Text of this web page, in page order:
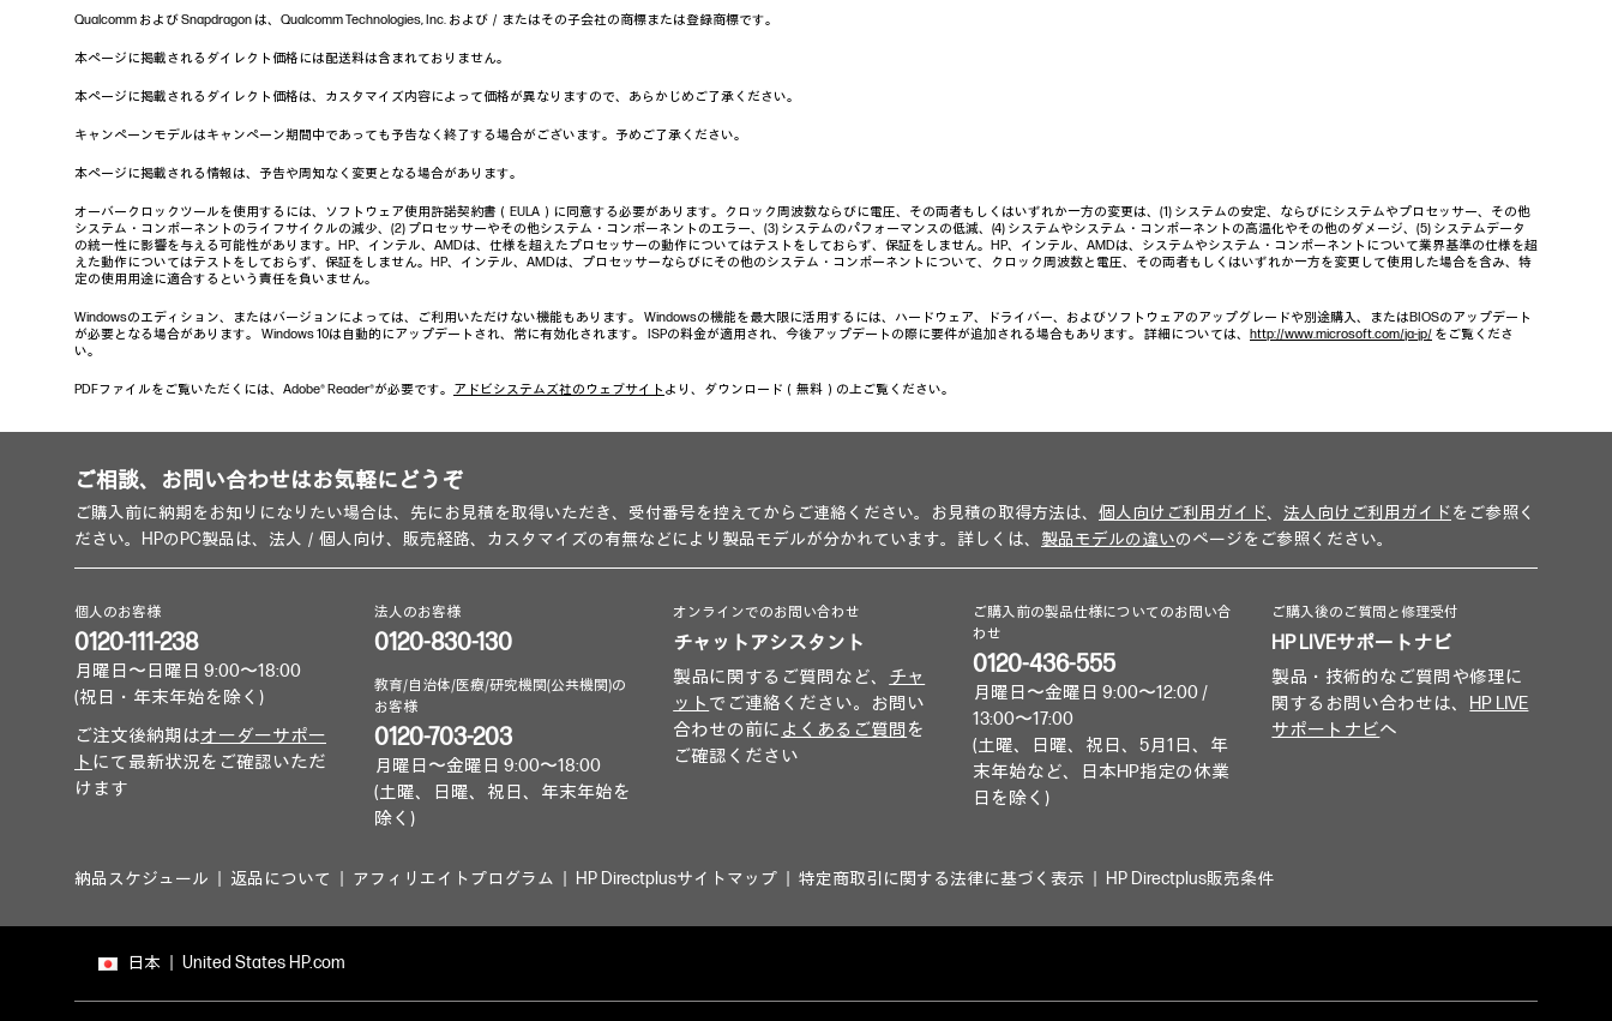
Qualcomm および Snapdragon は、Qualcomm Technologies, Inc. および／またはその子会社の商標または登録商標です。
本ページに掲載されるダイレクト価格には配送料は含まれておりません。
本ページに掲載されるダイレクト価格は、カスタマイズ内容によって価格が異なりますので、あらかじめご了承ください。
キャンペーンモデルはキャンペーン期間中であっても予告なく終了する場合がございます。予めご了承ください。
本ページに掲載される情報は、予告や周知なく変更となる場合があります。
オーバークロックツールを使用するには、ソフトウェア使用許諾契約書（EULA）に同意する必要があります。クロック周波数ならびに電圧、その両者もしくはいずれか一方の変更は、(1) システムの安定、ならびにシステムやプロセッサー、その他
システム・コンポーネントのライフサイクルの減少、(2) プロセッサーやその他システム・コンポーネントのエラー、(3) システムのパフォーマンスの低減、(4) システムやシステム・コンポーネントの高温化やその他のダメージ、(5) システムデータ
の統一性に影響を与える可能性があります。HP、インテル、AMDは、仕様を超えたプロセッサーの動作についてはテストをしておらず、保証をしません。HP、インテル、AMDは、システムやシステム・コンポーネントについて業界基準の仕様を超
えた動作についてはテストをしておらず、保証をしません。HP、インテル、AMDは、プロセッサーならびにその他のシステム・コンポーネントについて、クロック周波数と電圧、その両者もしくはいずれか一方を変更して使用した場合を含み、特
定の使用用途に適合するという責任を負いません。
Windowsのエディション、またはバージョンによっては、ご利用いただけない機能もあります。 Windowsの機能を最大限に活用するには、ハードウェア、ドライバー、およびソフトウェアのアップグレードや別途購入、またはBIOSのアップデート
が必要となる場合があります。 Windows 10は自動的にアップデートされ、常に有効化されます。 ISPの料金が適用され、今後アップデートの際に要件が追加される場合もあります。 詳細については、 http://www.microsoft.com/ja-jp/ をご覧くださ
い。
PDFファイルをご覧いただくには、Adobe® Reader®が必要です。 アドビシステムズ社のウェブサイト より、ダウンロード（無料）の上ご覧ください。
ご相談、お問い合わせはお気軽にどうぞ
ご購入前に納期をお知りになりたい場合は、先にお見積を取得いただき、受付番号を控えてからご連絡ください。お見積の取得方法は、 個人向けご利用ガイド、 法人向けご利用ガイドをご参照く
ださい。HPのPC製品は、法人／個人向け、販売経路、カスタマイズの有無などにより製品モデルが分かれています。詳しくは、 製品モデルの違いのページをご参照ください。
個人のお客様
0120-111-238
月曜日〜日曜日 9:00〜18:00
(祝日・年末年始を除く)
ご注文後納期はオーダーサポー
ト にて最新状況をご確認いただ
けます
法人のお客様
0120-830-130
教育/自治体/医療/研究機関(公共機関)の
お客様
0120-703-203
月曜日〜金曜日 9:00〜18:00
(土曜、日曜、祝日、年末年始を
除く)
オンラインでのお問い合わせ
チャットアシスタント
製品に関するご質問など、 チャ
ット でご連絡ください。お問い
合わせの前に よくあるご質問 を
ご確認ください
ご購入前の製品仕様についてのお問い合
わせ
0120-436-555
月曜日〜金曜日 9:00〜12:00 /
13:00〜17:00
(土曜、日曜、祝日、5月1日、年
末年始など、日本HP指定の休業
日を除く)
ご購入後のご質問と修理受付
HP LIVEサポートナビ
製品・技術的なご質問や修理に
関するお問い合わせは、 HP LIVE
サポートナビへ
納品スケジュール 返品について アフィリエイトプログラム HP Directplusサイトマップ 特定商取引に関する法律に基づく表示 HP Directplus販売条件
日本 United States HP.com